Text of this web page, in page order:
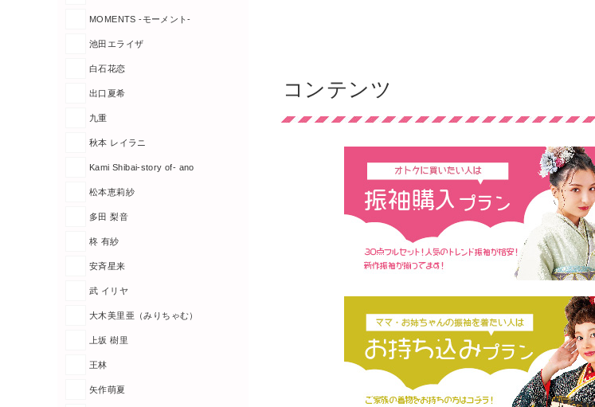
コンテンツ
MOMENTS -モーメント-
池田エライザ
白石花恋
出口夏希
九重
秋本 レイラニ
Kami Shibai-story of- ano
松本恵莉紗
多田 梨音
柊 有紗
安斉星来
武 イリヤ
大木美里亜（みりちゃむ）
上坂 樹里
王林
矢作萌夏